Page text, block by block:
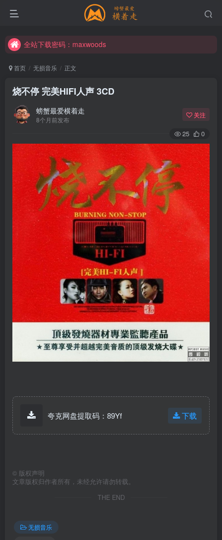
全站下载密码：maxwoods
全站下载密码：maxwoods
首页 无损音乐 正文
烧不停 完美HIFI人声 3CD
螃蟹最爱横着走
8个月前发布
关注
25 0
夸克网盘提取码：89Yf 下载
© 版权声明
文章版权归作者所有，未经允许请勿转载。
THE END
无损音乐